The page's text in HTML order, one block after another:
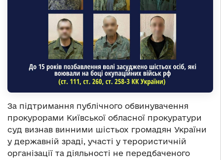
За підтримання публічного обвинувачення
прокурорами Київської обласної прокуратури
суд визнав винними шістьох громадян України
у державній зраді, участі у терористичній
організації та діяльності не передбаченого